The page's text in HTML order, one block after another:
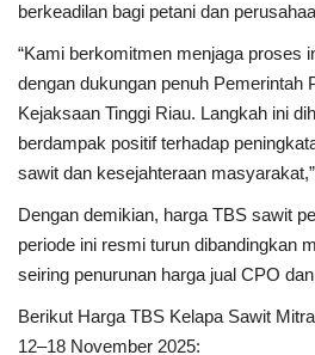
berkeadilan bagi petani dan
“Kami berkomitmen menjaga proses
dengan dukungan penuh Pemerintah
Kejaksaan Tinggi Riau. Langkah ini
berdampak positif terhadap
sawit dan kesejahteraan
Dengan demikian, harga TBS sawit
periode ini resmi turun dibandingkan
seiring penurunan harga jual CPO
Berikut Harga TBS Kelapa Sawit
12–18 November 2025: